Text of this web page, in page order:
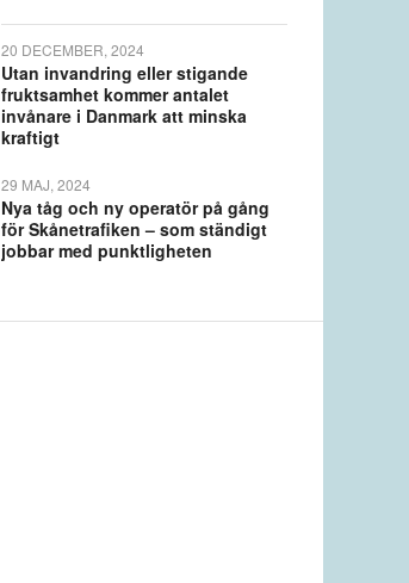
20 DECEMBER, 2024
Utan invandring eller stigande
fruktsamhet kommer antalet
invånare i Danmark att minska
kraftigt
29 MAJ, 2024
Nya tåg och ny operatör på gång
för Skånetrafiken – som ständigt
jobbar med punktligheten